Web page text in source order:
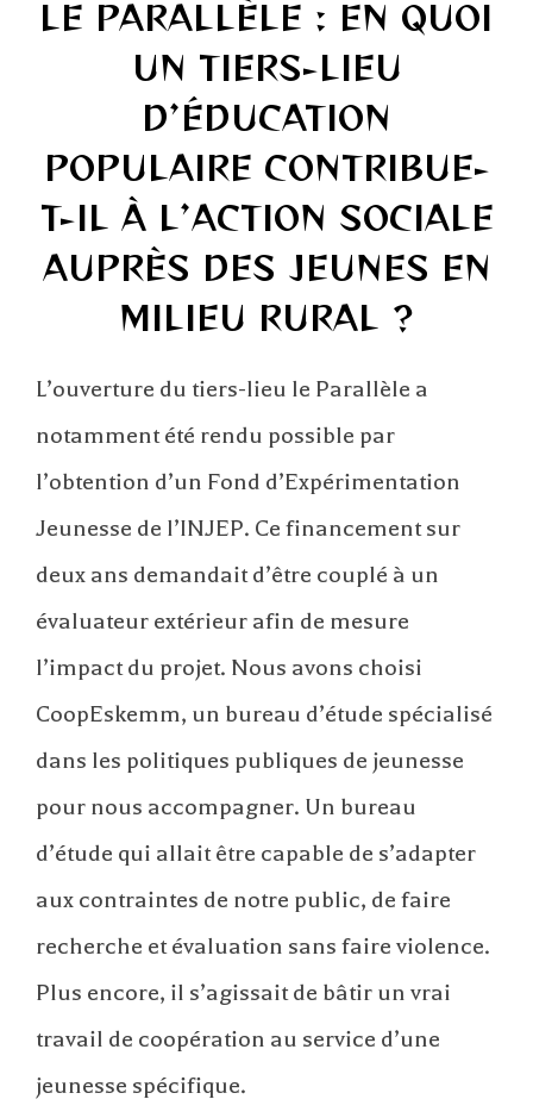
LE PARALLÈLE : EN QUOI
UN TIERS-LIEU
D’ÉDUCATION
POPULAIRE CONTRIBUE-
T-IL À L’ACTION SOCIALE
AUPRÈS DES JEUNES EN
MILIEU RURAL ?
L’ouverture du tiers-lieu le Parallèle a
notamment été rendu possible par
l’obtention d’un Fond d’Expérimentation
Jeunesse de l’INJEP. Ce financement sur
deux ans demandait d’être couplé à un
évaluateur extérieur afin de mesure
l’impact du projet. Nous avons choisi
CoopEskemm, un bureau d’étude spécialisé
dans les politiques publiques de jeunesse
pour nous accompagner. Un bureau
d’étude qui allait être capable de s’adapter
aux contraintes de notre public, de faire
recherche et évaluation sans faire violence.
Plus encore, il s’agissait de bâtir un vrai
travail de coopération au service d’une
jeunesse spécifique.